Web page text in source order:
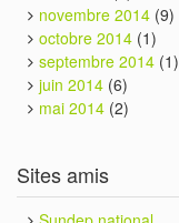
novembre 2014 (9)
octobre 2014 (1)
septembre 2014 (1)
juin 2014 (6)
mai 2014 (2)
Sites amis